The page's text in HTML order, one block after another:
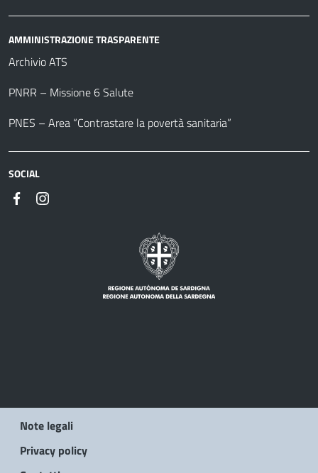
AMMINISTRAZIONE TRASPARENTE
Archivio ATS
PNRR – Missione 6 Salute
PNES – Area “Contrastare la povertà sanitaria”
SOCIAL
Note legali
Privacy policy